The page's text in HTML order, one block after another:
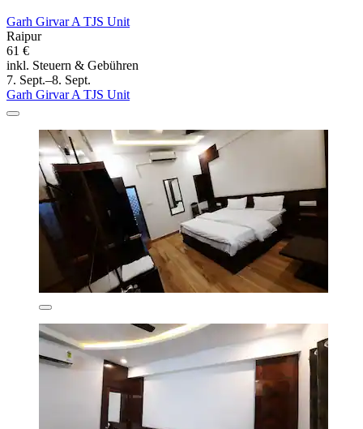
Garh Girvar A TJS Unit
Raipur
61 €
inkl. Steuern & Gebühren
7. Sept.–8. Sept.
Garh Girvar A TJS Unit